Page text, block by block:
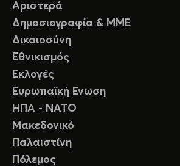
Αριστερά
Δημοσιογραφία & ΜΜΕ
Δικαιοσύνη
Εθνικισμός
Εκλογές
Ευρωπαϊκή Ενωση
ΗΠΑ - ΝΑΤΟ
Μακεδονικό
Παλαιστίνη
Πόλεμος